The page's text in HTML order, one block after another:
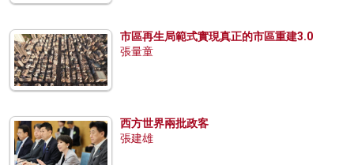
市區再生局範式實現真正的市區重建3.0
張量童
西方世界兩批政客
張建雄